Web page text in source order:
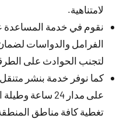
لامتناهية.
نقوم في خدمة
الفرامل والدواسات
لتجنب الحوادث على
كما نوفر خدمة بنشر
على مدار 24
تغطية كافة مناطق